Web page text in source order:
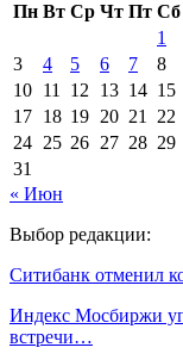
Пн Вт Ср Чт Пт Сб
1
3
4 5 6 7 8
10 11 12 13 14 15
17 18 19 20 21 22
24 25 26 27 28 29
31
« Июн
Выбор редакции:
Ситибанк отменил
Индекс Мосбиржи
встречи…